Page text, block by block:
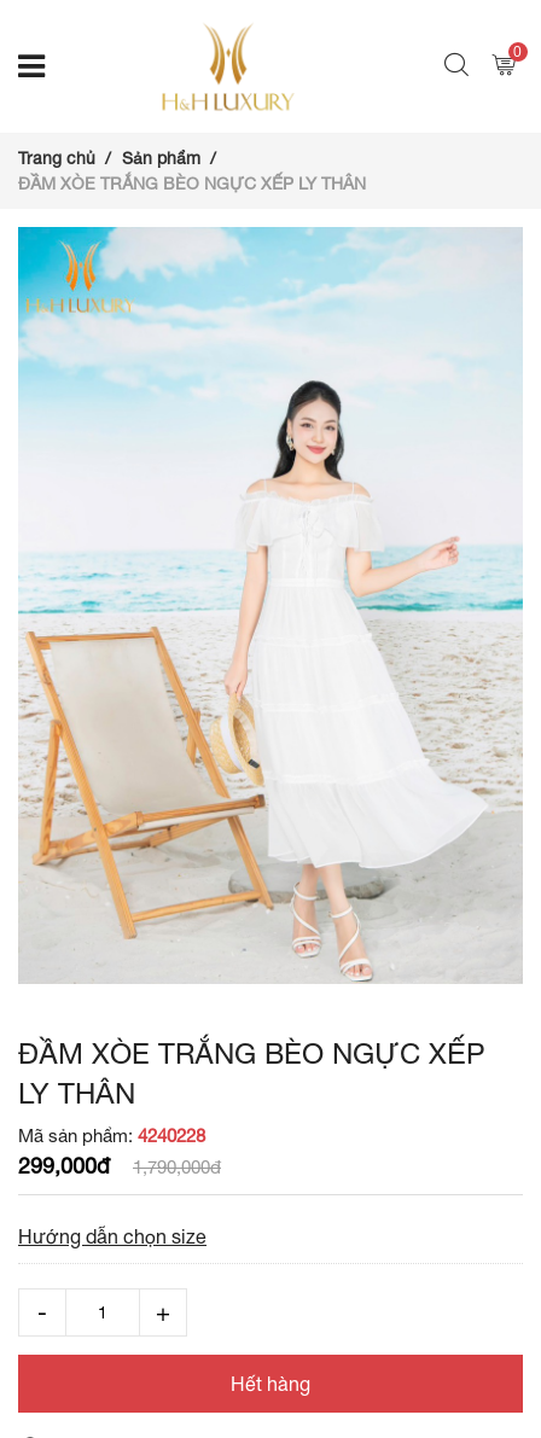
0
Trang chủ
Sản phẩm
ĐẦM XÒE TRẮNG BÈO NGỰC XẾP LY THÂN
ĐẦM XÒE TRẮNG BÈO NGỰC XẾP
LY THÂN
Mã sản phẩm: 4240228
299,000đ 1,790,000đ
Hướng dẫn chọn size
Hết hàng